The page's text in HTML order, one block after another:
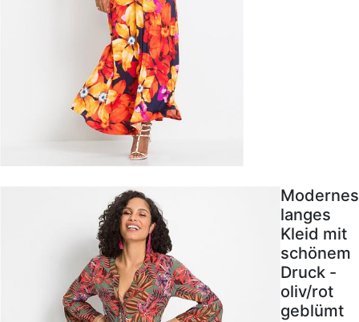
Modernes
langes
Kleid mit
schönem
Druck -
oliv/rot
geblümt